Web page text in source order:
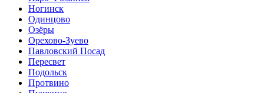
Ногинск
Одинцово
Озёры
Орехово-Зуево
Павловский Посад
Пересвет
Подольск
Протвино